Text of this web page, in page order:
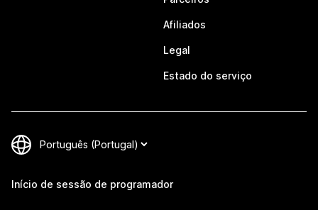
Afiliados
Legal
Estado do serviço
Início de sessão de programador